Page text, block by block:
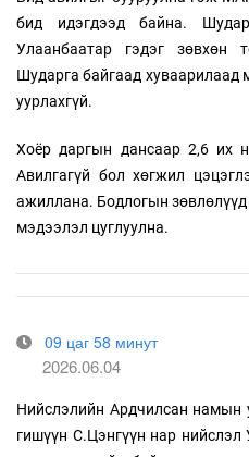
бид идэгдээд байна.
Улаанбаатар гэдэг зөвхөн
Шударга байгаад хуваарилаад
уурлахгүй.
Хоёр даргын дансаар 2,6 их
Авилгагүй бол хөгжил
ажиллана. Бодлогын
мэдээлэл цуглуулна.
09 цаг 58 минут
2026.06.04
Нийслэлийн Ардчилсан намын
гишүүн С.Цэнгүүн нар